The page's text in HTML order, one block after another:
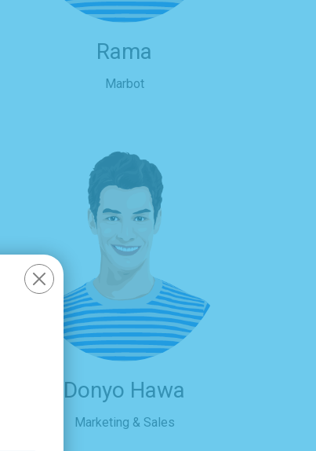
Rama
Marbot
Donyo Hawa
Marketing & Sales